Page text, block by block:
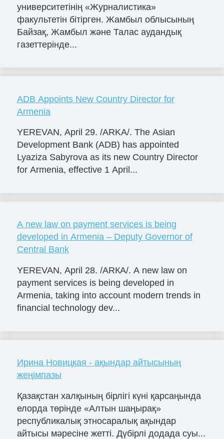
университетінің «Журналистика»
факультетін бітірген. Жамбыл облысының
Байзақ, Жамбыл және Талас аудандық
газеттерінде...
ADB Appoints New Country Director for
Armenia
YEREVAN, April 29. /ARKA/. The Asian
Development Bank (ADB) has appointed
Lyaziza Sabyrova as its new Country Director
for Armenia, effective 1 April...
A new law on payment services is being
developed in Armenia – Deputy Governor of
Central Bank
YEREVAN, April 28. /ARКА/. A new law on
payment services is being developed in
Armenia, taking into account modern trends in
financial technology dev...
Ирина Новицкая - ақындар айтысының
жеңімпазы
Қазақстан халқының бірлігі күні қарсаңында
елорда төрінде «Алтын шаңырақ»
республикалық этносаралық ақындар
айтысы мәресіне жетті. Дүбірлі додада суы...